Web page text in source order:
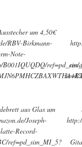
um 4,50€
RBV-Birkmann-
Note-
B001IQUQDQ/
cm/
aus Glas um
Joseph-
Record-
ref=pd_sim_MI_5?